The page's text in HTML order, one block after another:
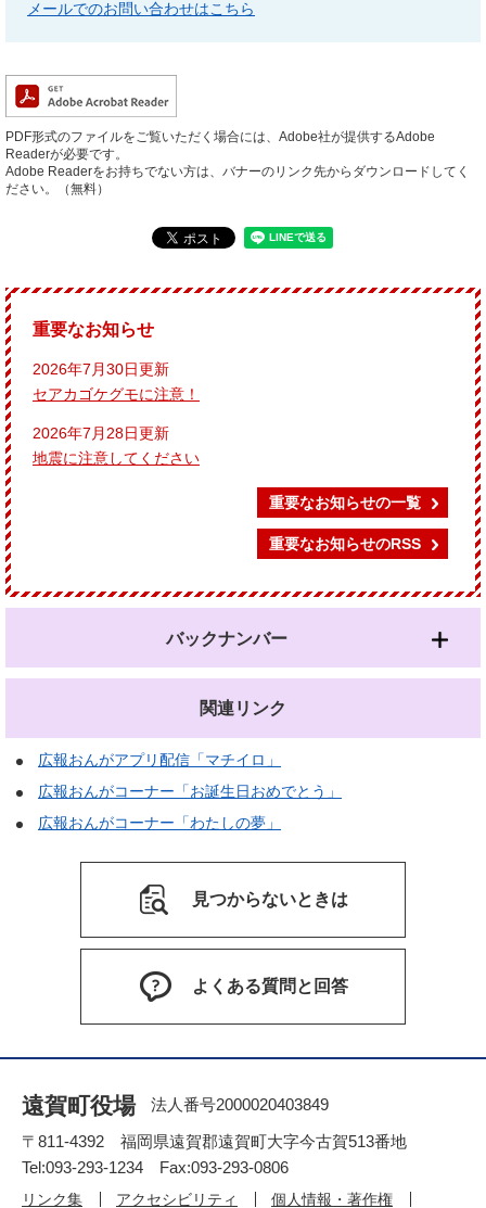
メールでのお問い合わせはこちら
PDF形式のファイルをご覧いただく場合には、Adobe社が提供するAdobe
Readerが必要です。
Adobe Readerをお持ちでない方は、バナーのリンク先からダウンロードしてく
ださい。（無料）
重要なお知らせ
2026年7月30日更新
セアカゴケグモに注意！
2026年7月28日更新
地震に注意してください
重要なお知らせの一覧
重要なお知らせのRSS
バックナンバー
関連リンク
広報おんがアプリ配信「マチイロ」
広報おんがコーナー「お誕生日おめでとう」
広報おんがコーナー「わたしの夢」
見つからないときは
よくある質問と回答
遠賀町役場
法人番号2000020403849
〒811-4392 福岡県遠賀郡遠賀町大字今古賀513番地
Tel:093-293-1234 Fax:093-293-0806
リンク集 アクセシビリティ 個人情報・著作権